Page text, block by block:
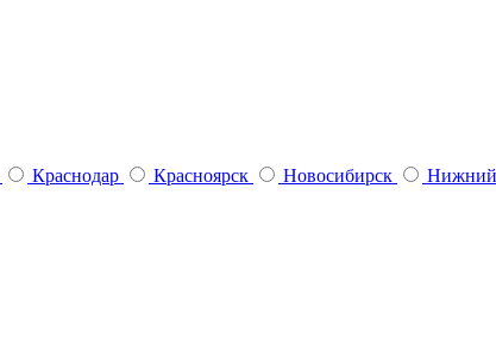
Краснодар Красноярск Новосибирск Нижний